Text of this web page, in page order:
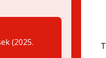
(2025.